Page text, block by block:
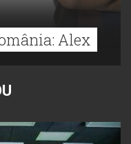
Alex
Monstru Al